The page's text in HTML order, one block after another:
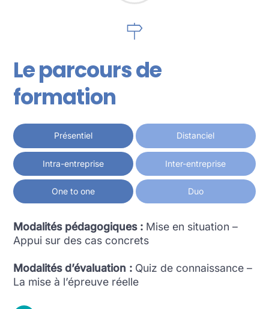
Le parcours de
formation
Présentiel Distanciel
Intra-entreprise Inter-entreprise
One to one Duo
Modalités pédagogiques : Mise en situation –
Appui sur des cas concrets
Modalités d’évaluation : Quiz de connaissance –
La mise à l’épreuve réelle